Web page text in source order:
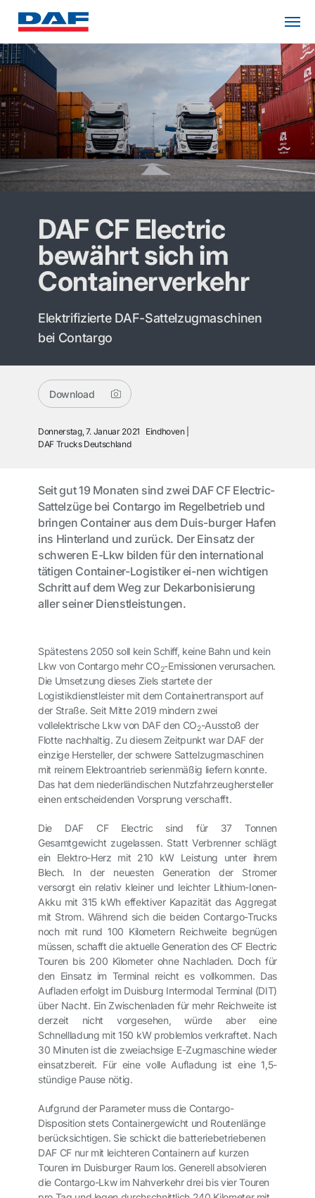
DAF CF Electric
bewährt sich im
Containerverkehr
Elektrifizierte DAF-Sattelzugmaschinen
bei Contargo
Download
Donnerstag, 7. Januar 2021
Eindhoven
DAF Trucks Deutschland
Seit gut 19 Monaten sind zwei DAF CF Electric-
Sattelzüge bei Contargo im Regelbetrieb und
bringen Container aus dem Duis-burger Hafen
ins Hinterland und zurück. Der Einsatz der
schweren E-Lkw bilden für den international
tätigen Container-Logistiker ei-nen wichtigen
Schritt auf dem Weg zur Dekarbonisierung
aller seiner Dienstleistungen.
Spätestens 2050 soll kein Schiff, keine Bahn und kein
Lkw von Contargo mehr CO2-Emissionen verursachen.
Die Umsetzung dieses Ziels startete der
Logistikdienstleister mit dem Containertransport auf
der Straße. Seit Mitte 2019 mindern zwei
vollelektrische Lkw von DAF den CO2-Ausstoß der
Flotte nachhaltig. Zu diesem Zeitpunkt war DAF der
einzige Hersteller, der schwere Sattelzugmaschinen
mit reinem Elektroantrieb serienmäßig liefern konnte.
Das hat dem niederländischen Nutzfahrzeughersteller
einen entscheidenden Vorsprung verschafft.
Die DAF CF Electric sind für 37 Tonnen
Gesamtgewicht zugelassen. Statt Verbrenner schlägt
ein Elektro-Herz mit 210 kW Leistung unter ihrem
Blech. In der neuesten Generation der Stromer
versorgt ein relativ kleiner und leichter Lithium-Ionen-
Akku mit 315 kWh effektiver Kapazität das Aggregat
mit Strom. Während sich die beiden Contargo-Trucks
noch mit rund 100 Kilometern Reichweite begnügen
müssen, schafft die aktuelle Generation des CF Electric
Touren bis 200 Kilometer ohne Nachladen. Doch für
den Einsatz im Terminal reicht es vollkommen. Das
Aufladen erfolgt im Duisburg Intermodal Terminal (DIT)
über Nacht. Ein Zwischenladen für mehr Reichweite ist
derzeit nicht vorgesehen, würde aber eine
Schnellladung mit 150 kW problemlos verkraftet. Nach
30 Minuten ist die zweiachsige E-Zugmaschine wieder
einsatzbereit. Für eine volle Aufladung ist eine 1,5-
stündige Pause nötig.
Aufgrund der Parameter muss die Contargo-
Disposition stets Containergewicht und Routenlänge
berücksichtigen. Sie schickt die batteriebetriebenen
DAF CF nur mit leichteren Containern auf kurzen
Touren im Duisburger Raum los. Generell absolvieren
die Contargo-Lkw im Nahverkehr drei bis vier Touren